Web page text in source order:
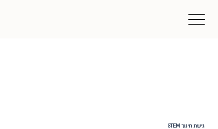
גישת חינוך STEM